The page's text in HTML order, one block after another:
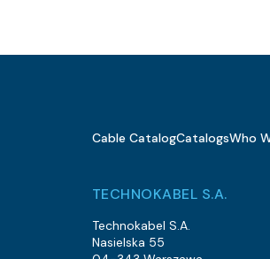
1 kV 30×1,5 Eca
1 kV 7×6
1 kV 48×2,5 Eca
1 kV 12×1,0 Eca
Cable CatalogCatalogsWho
TECHNOKABEL S.A.
Technokabel S.A.
Nasielska 55